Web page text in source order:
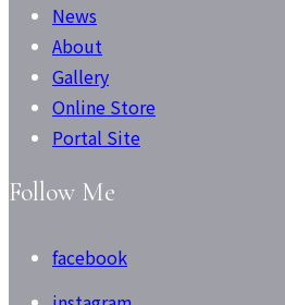
News
About
Gallery
Online Store
Portal Site
Follow Me
facebook